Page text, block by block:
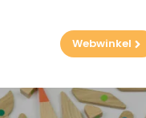
Webwinkel